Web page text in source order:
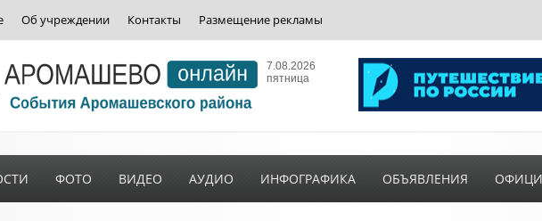
Об учреждении Контакты Размещение рекламы
7.08.2026
пятница
ФОТО ВИДЕО АУДИО ИНФОГРАФИКА ОБЪЯВЛЕНИЯ